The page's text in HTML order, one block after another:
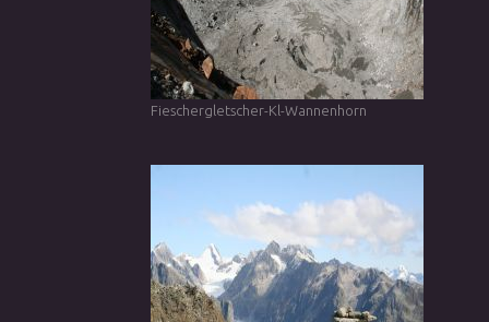
Fieschergletscher-Kl-Wannenhorn